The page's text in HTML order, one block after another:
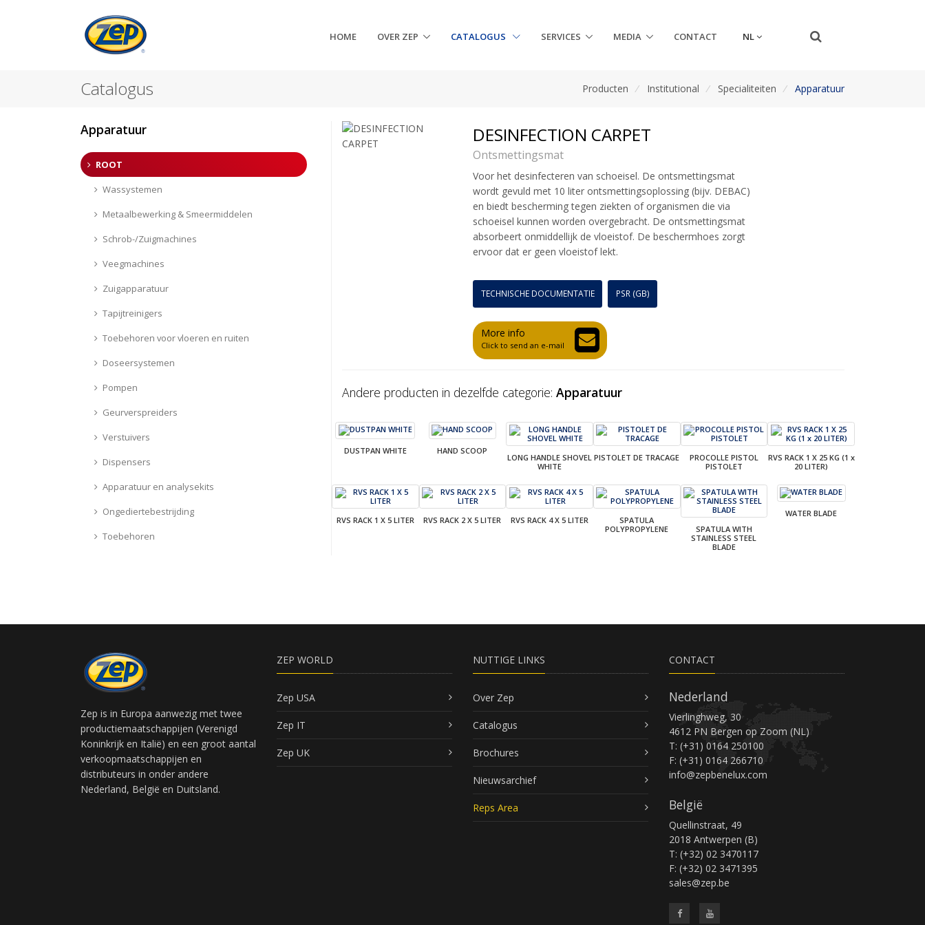
HOME OVER ZEP CATALOGUS SERVICES MEDIA CONTACT NL
Catalogus Producten / Institutional / Specialiteiten / Apparatuur
DESINFECTION CARPET
Ontsmettingsmat
Voor het desinfecteren van schoeisel. De ontsmettingsmat
wordt gevuld met 10 liter ontsmettingsoplossing (bijv. DEBAC)
en biedt bescherming tegen ziekten of organismen die via
schoeisel kunnen worden overgebracht. De ontsmettingsmat
absorbeert onmiddellijk de vloeistof. De beschermhoes zorgt
ervoor dat er geen vloeistof lekt.
TECHNISCHE DOCUMENTATIE PSR (GB)
More info
Click to send an e-mail
Andere producten in dezelfde categorie: Apparatuur
DUSTPAN WHITE HAND SCOOP
LONG HANDLE SHOVEL
WHITE
PISTOLET DE TRACAGE
PROCOLLE PISTOL
PISTOLET
RVS RACK 1 X 25 KG (1 x
20 LITER)
RVS RACK 1 X 5 LITER RVS RACK 2 X 5 LITER RVS RACK 4 X 5 LITER
SPATULA
POLYPROPYLENE
SPATULA WITH
STAINLESS STEEL
BLADE
WATER BLADE
Apparatuur
ROOT
Wassystemen
Metaalbewerking & Smeermiddelen
Schrob-/Zuigmachines
Veegmachines
Zuigapparatuur
Tapijtreinigers
Toebehoren voor vloeren en ruiten
Doseersystemen
Pompen
Geurverspreiders
Verstuivers
Dispensers
Apparatuur en analysekits
Ongediertebestrijding
Toebehoren
Zep is in Europa aanwezig met twee
productiemaatschappijen (Verenigd
Koninkrijk en Italië) en een groot aantal
verkoopmaatschappijen en
distributeurs in onder andere
Nederland, België en Duitsland.
ZEP WORLD
Zep USA
Zep IT
Zep UK
NUTTIGE LINKS
Over Zep
Catalogus
Brochures
Nieuwsarchief
Reps Area
CONTACT
Nederland
Vierlinghweg, 30
4612 PN Bergen op Zoom (NL)
T: (+31) 0164 250100
F: (+31) 0164 266710
info@zepbenelux.com
België
Quellinstraat, 49
2018 Antwerpen (B)
T: (+32) 02 3470117
F: (+32) 02 3471395
sales@zep.be